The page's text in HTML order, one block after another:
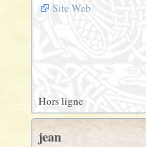
Site Web
Hors ligne
jean